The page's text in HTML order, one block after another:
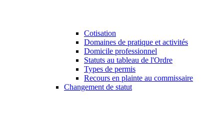
Cotisation
Domaines de pratique et activités
Domicile professionnel
Statuts au tableau de l'Ordre
Types de permis
Recours en plainte au commissaire
Changement de statut